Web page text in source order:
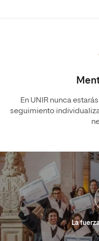
En UNIR nunca
seguimiento
La